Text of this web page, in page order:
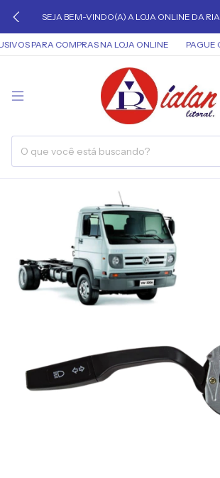
SEJA BEM-VINDO(A) A LOJA ONLINE DA
PARA COMPRAS NA LOJA ONLINE PAGUE